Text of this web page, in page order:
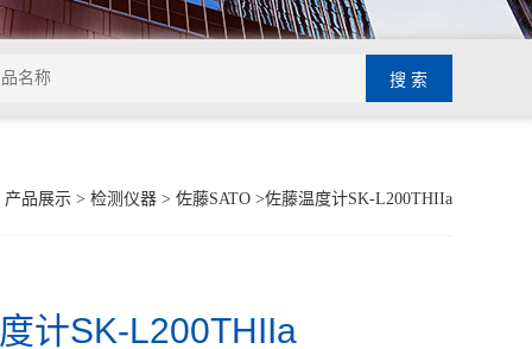
产品展示> 检测仪器> 佐藤SATO>佐藤温度计SK-L200THIIa
计SK-L200THIIa